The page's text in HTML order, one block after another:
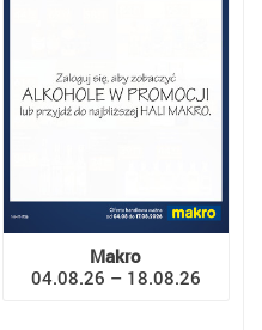
Makro
04.08.26 – 18.08.26